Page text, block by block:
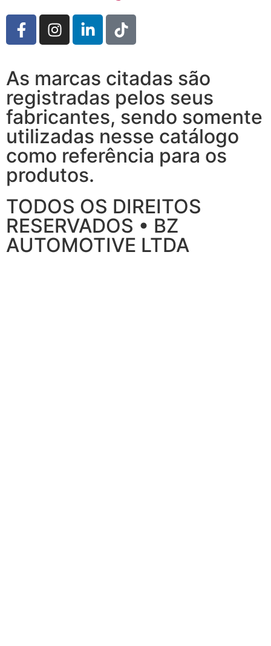
As marcas citadas são
registradas pelos seus
fabricantes, sendo somente
utilizadas nesse catálogo
como referência para os
produtos.
TODOS OS DIREITOS
RESERVADOS • BZ
AUTOMOTIVE LTDA